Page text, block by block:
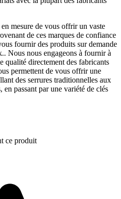
mesure de vous offrir un vaste
de ces marques de confiance
fournir des produits sur demande
Nous nous engageons à fournir à
qualité directement des fabricants
permettent de vous offrir une
des serrures traditionnelles aux
en passant par une variété de clés
ce produit